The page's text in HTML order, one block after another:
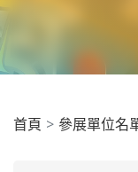
首頁 參展單位名